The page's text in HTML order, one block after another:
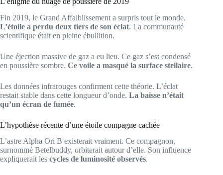
Fin 2019, le Grand Affaiblissement a surpris tout le monde.
L’étoile a perdu deux tiers de son éclat. La communauté
scientifique était en pleine ébullition.
Une éjection massive de gaz a eu lieu. Ce gaz s’est condensé
en poussière sombre. Ce voile a masqué la surface stellaire.
Les données infrarouges confirment cette théorie. L’éclat
restait stable dans cette longueur d’onde. La baisse n’était
qu’un écran de fumée.
L’hypothèse récente d’une étoile compagne cachée
L’astre Alpha Ori B existerait vraiment. Ce compagnon,
surnommé Betelbuddy, orbiterait autour d’elle. Son influence
expliquerait les cycles de luminosité observés.